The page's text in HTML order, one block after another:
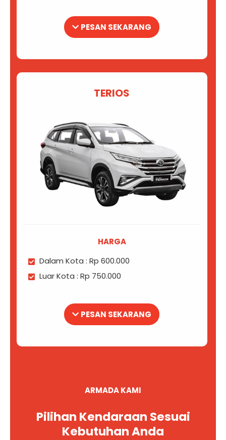
PESAN SEKARANG
TERIOS
HARGA
Dalam Kota : Rp 600.000
Luar Kota : Rp 750.000
PESAN SEKARANG
ARMADA KAMI
Pilihan Kendaraan Sesuai
Kebutuhan Anda